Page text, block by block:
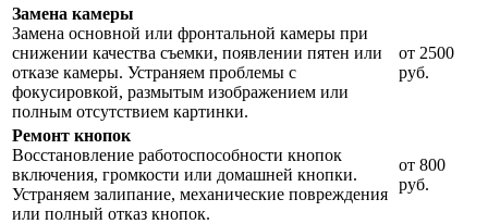
Замена камеры
Замена основной или фронтальной камеры при
снижении качества съемки, появлении пятен или
отказе камеры. Устраняем проблемы с
фокусировкой, размытым изображением или
полным отсутствием картинки.
от 2500
руб.
Ремонт кнопок
Восстановление работоспособности кнопок
включения, громкости или домашней кнопки.
Устраняем залипание, механические повреждения
или полный отказ кнопок.
от 800
руб.